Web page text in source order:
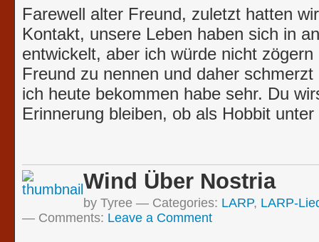
Farewell alter Freund, zuletzt hatten
Kontakt, unsere Leben haben sich in
entwickelt, aber ich würde nicht
Freund zu nennen und daher
ich heute bekommen habe sehr. Du
Erinnerung bleiben, ob als Hobbit
Wind Über Nostria
by Tyree Categories: LARP, LARP-
Comments: Leave a Comment